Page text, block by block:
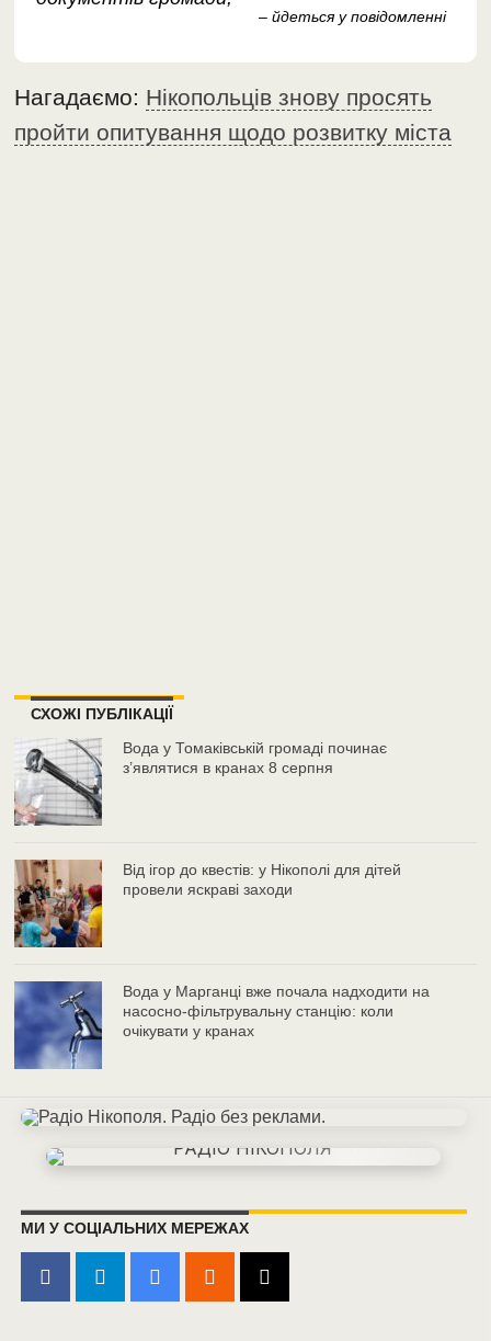
– йдеться у повідомленні
Нагадаємо: Нікопольців знову просять
пройти опитування щодо розвитку міста
СХОЖІ ПУБЛІКАЦІЇ
Вода у Томаківській громаді починає
з’являтися в кранах 8 серпня
Від ігор до квестів: у Нікополі для дітей
провели яскраві заходи
Вода у Марганці вже почала надходити на
насосно-фільтрувальну станцію: коли
очікувати у кранах
МИ У СОЦІАЛЬНИХ МЕРЕЖАХ